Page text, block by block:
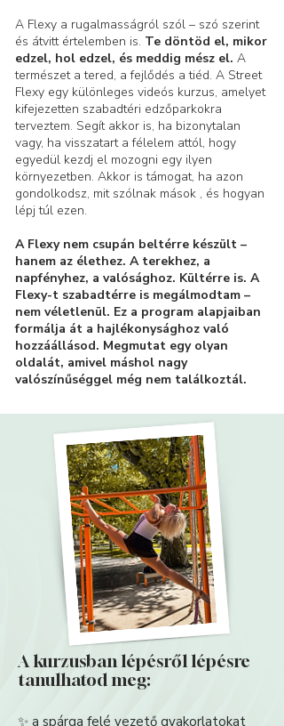
A Flexy a rugalmasságról szól – szó szerint
és átvitt értelemben is. Te döntöd el, mikor
edzel, hol edzel, és meddig mész el. A
természet a tered, a fejlődés a tiéd. A Street
Flexy egy különleges videós kurzus, amelyet
kifejezetten szabadtéri edzőparkokra
terveztem. Segít akkor is, ha bizonytalan
vagy, ha visszatart a félelem attól, hogy
egyedül kezdj el mozogni egy ilyen
környezetben. Akkor is támogat, ha azon
gondolkodsz, mit szólnak mások , és hogyan
lépj túl ezen.
A Flexy nem csupán beltérre készült –
hanem az élethez. A terekhez, a
napfényhez, a valósághoz. Kültérre is. A
Flexy-t szabadtérre is megálmodtam –
nem véletlenül. Ez a program alapjaiban
formálja át a hajlékonysághoz való
hozzáállásod. Megmutat egy olyan
oldalát, amivel máshol nagy
valószínűséggel még nem találkoztál.
A kurzusban lépésről lépésre
tanulhatod meg:
✨ a spárga felé vezető gyakorlatokat